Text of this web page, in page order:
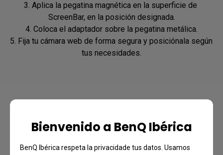
Bienvenido a BenQ Ibérica
BenQ Ibérica respeta la privacidade tus datos. Usamos
3. Aplica la pegatina magnética en la superficie de
ScreenBar, en la posición designada.
4. Coloca el adaptador sobre la pegatina metálica.
5. Fija tu cámara web de forma segura y posiciónala según
tus necesidades.